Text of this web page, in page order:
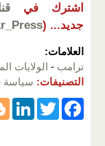
اشترك في
جديد... (
العلامات:
ترامب - الولايات
التصنيفات: سياسة
F
T